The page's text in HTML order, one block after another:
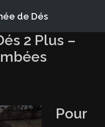
de Dés
2 Plus –
Pour